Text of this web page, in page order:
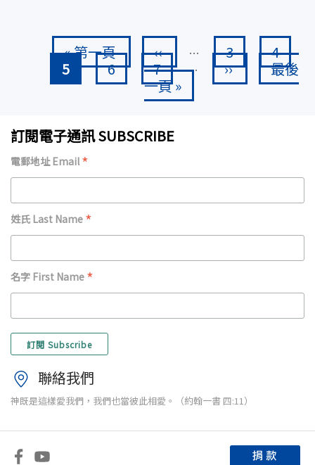
PaginationFirst page
« 第一頁 Previous page
‹‹ … 頁面
3 頁面
4
Current page
5 頁面
6 頁面
7 … Next page
›› Last
最後
一頁 »
訂閱電子通訊 SUBSCRIBE
電郵地址 Email *
姓氏 Last Name *
名字 First Name *
聯絡我們
神既是這樣愛我們，我們也當彼此相愛。（約翰一書 四:11）